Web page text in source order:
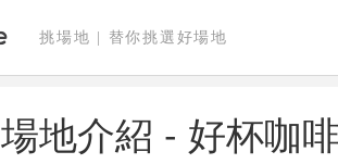
挑場地 | 替你挑選好場地
場地介紹 - ​好杯咖